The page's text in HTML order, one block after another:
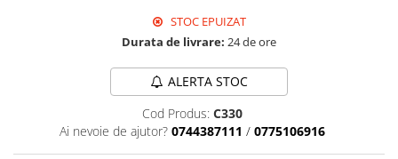
STOC EPUIZAT
Durata de livrare: 24 de ore
ALERTA STOC
Cod Produs: C330
Ai nevoie de ajutor? 0744387111 / 0775106916